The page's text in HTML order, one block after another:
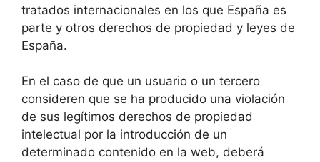
tratados internacionales en los que España es
parte y otros derechos de propiedad y leyes de
España.
En el caso de que un usuario o un tercero
consideren que se ha producido una violación
de sus legítimos derechos de propiedad
intelectual por la introducción de un
determinado contenido en la web, deberá